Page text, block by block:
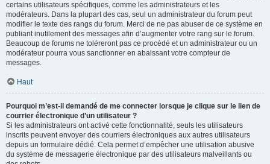
certains utilisateurs spécifiques, comme les administrateurs et les
modérateurs. Dans la plupart des cas, seul un administrateur du forum peut
modifier le texte des rangs du forum. Merci de ne pas abuser de ce système en
publiant inutilement des messages afin d’augmenter votre rang sur le forum.
Beaucoup de forums ne toléreront pas ce procédé et un administrateur ou un
modérateur pourra vous sanctionner en abaissant votre compteur de
messages.
Haut
Pourquoi m’est-il demandé de me connecter lorsque je clique sur le lien de
courrier électronique d’un utilisateur ?
Si les administrateurs ont activé cette fonctionnalité, seuls les utilisateurs
inscrits peuvent envoyer des courriers électroniques aux autres utilisateurs
depuis un formulaire dédié. Cela permet d’empêcher une utilisation abusive
du système de messagerie électronique par des utilisateurs malveillants ou